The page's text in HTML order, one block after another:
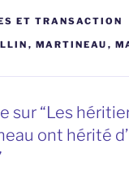
ET TRANSACTION
, MARTINEAU ,
sur “Les
ont hérité